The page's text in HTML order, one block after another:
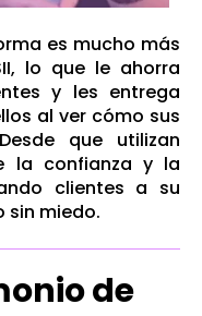
es mucho más
lo que le ahorra
y les entrega
al ver cómo sus
que utilizan
la confianza y la
clientes a su
sin miedo.
de